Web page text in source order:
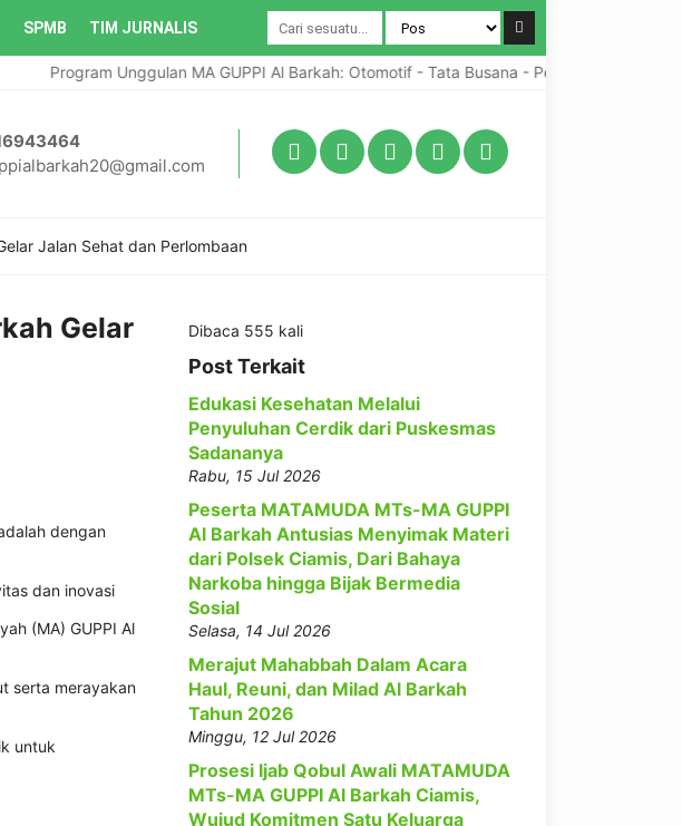
SPMB TIM JURNALIS
Program Unggulan MA GUPPI Al Barkah: Otomotif - Tata Busana - Pengabdian Umat
Jalan Sehat dan Perlombaan
Gelar
dengan
dan inovasi
(MA) GUPPI Al
serta merayakan
untuk
Dibaca 555 kali
Post Terkait
Edukasi Kesehatan Melalui
Penyuluhan Cerdik dari Puskesmas
Sadananya
Rabu, 15 Jul 2026
Peserta MATAMUDA MTs-MA GUPPI
Al Barkah Antusias Menyimak Materi
dari Polsek Ciamis, Dari Bahaya
Narkoba hingga Bijak Bermedia
Sosial
Selasa, 14 Jul 2026
Merajut Mahabbah Dalam Acara
Haul, Reuni, dan Milad Al Barkah
Tahun 2026
Minggu, 12 Jul 2026
Prosesi Ijab Qobul Awali MATAMUDA
MTs-MA GUPPI Al Barkah Ciamis,
Wujud Komitmen Satu Keluarga